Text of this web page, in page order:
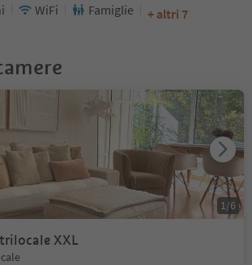
WiFi Famiglie + altri 7
XXL
1 /6